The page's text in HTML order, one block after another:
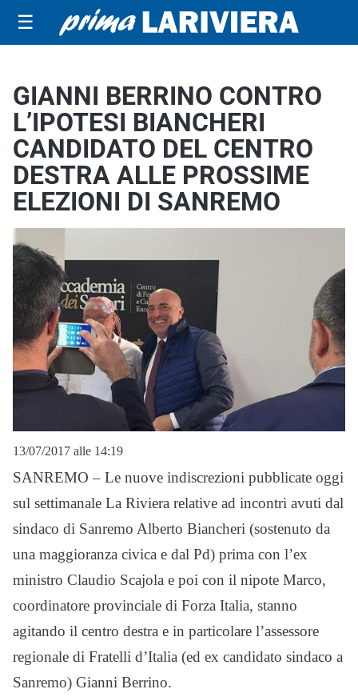
☰
GIANNI BERRINO CONTRO
L’IPOTESI BIANCHERI
CANDIDATO DEL CENTRO
DESTRA ALLE PROSSIME
ELEZIONI DI SANREMO
13/07/2017 alle 14:19
SANREMO – Le nuove indiscrezioni pubblicate oggi
sul settimanale La Riviera relative ad incontri avuti dal
sindaco di Sanremo Alberto Biancheri (sostenuto da
una maggioranza civica e dal Pd) prima con l’ex
ministro Claudio Scajola e poi con il nipote Marco,
coordinatore provinciale di Forza Italia, stanno
agitando il centro destra e in particolare l’assessore
regionale di Fratelli d’Italia (ed ex candidato sindaco a
Sanremo) Gianni Berrino.